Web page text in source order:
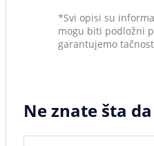
*Svi opisi su
mogu biti podložni
garantujemo
Ne znate šta